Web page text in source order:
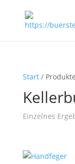
Start/
Einzelnes